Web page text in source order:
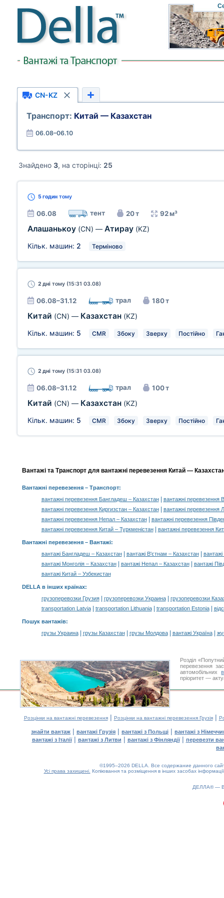
CN-KZ
Транспорт: Китай — Казахстан
06.08–06.10
Знайдено 3, на сторінці: 25
5 годин тому
06.08 тент 20 т 92 м³
Алашанькоу (CN) — Атирау (KZ)
Кільк. машин: 2 Терміново
2 дні тому (15:31 03.08)
06.08–31.12 трал 180 т
Китай (CN) — Казахстан (KZ)
Кільк. машин: 5 CMR Збоку Зверху Постійно
2 дні тому (15:31 03.08)
06.08–31.12 трал 100 т
Китай (CN) — Казахстан (KZ)
Кільк. машин: 5 CMR Збоку Зверху Постійно
Вантажі та Транспорт для вантажні перевезення Китай —
Вантажні перевезення– Транспорт:
вантажні перевезення Бангладеш – Казахстан|
вантажні перевезення
вантажні перевезення Киргизстан – Казахстан|
вантажні перевезення
вантажні перевезення Непал – Казахстан|
вантажні перевезення
вантажні перевезення Китай – Туркменістан| вантажні перевезення
Вантажні перевезення – Вантажі:
вантажі Бангладеш – Казахстан| вантажі В'єтнам – Казахстан|
вантажі
вантажі Монголія – Казахстан| вантажі Непал – Казахстан|
вантажі
вантажі Китай – Узбекистан
DELLA в інших країнах:
грузоперевозки Грузия| грузоперевозки Украина|
грузоперевозки
transportation Latvia| transportation Lithuania| transportation Estonia|
Пошук вантажів:
грузы Украина| грузы Казахстан| грузы Молдова| вантажі Україна|
Розділ
перевезення
автомобільних
пріоритет —
Розцінки на вантажні перевезення| Розцінки на вантажні перевезення Грузія|
знайти вантаж | вантажі Грузія | вантажі з Польщі | вантажі з
вантажі з Італії| вантажі з Литви | вантажі з Фінляндії| перевезти
©1995–2026 DELLA. Все содержание данного
Усі права захищені. Копіювання та розміщення в інших засобах
ДЕЛЛА® —